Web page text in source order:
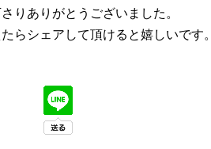
りありがとうございました。
らシェアして頂けると嬉しいです。